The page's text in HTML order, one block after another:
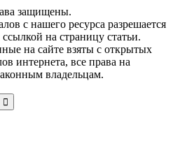
защищены.
с нашего ресурса разрешается
на страницу статьи.
на сайте взяты с открытых
интернета, все права на
владельцам.